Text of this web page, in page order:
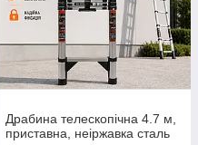
Драбина телескопічна 4.7 м,
приставна, неіржавка сталь